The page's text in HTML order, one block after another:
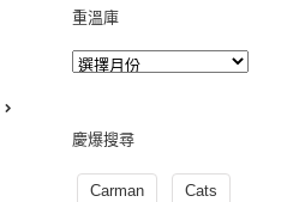
重溫庫
慶爆搜尋
Carman Cats